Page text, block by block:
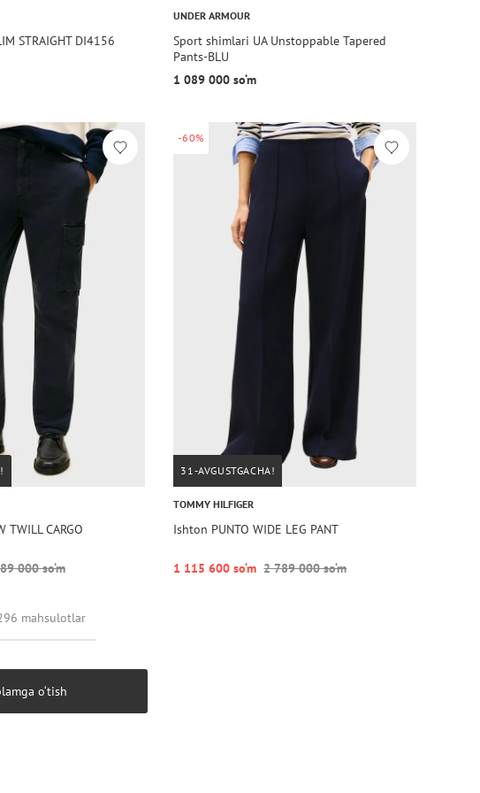
STRAIGHT DI4156
UNDER ARMOUR
Sport shimlari UA Unstoppable Tapered
Pants-BLU
1 089 000 so‘m
TWILL CARGO
000 so‘m
-60%
31-AVGUSTGACHA!
TOMMY HILFIGER
Ishton PUNTO WIDE LEG PANT
1 115 600 so‘m 2 789 000 so‘m
mahsulotlar
o‘tish